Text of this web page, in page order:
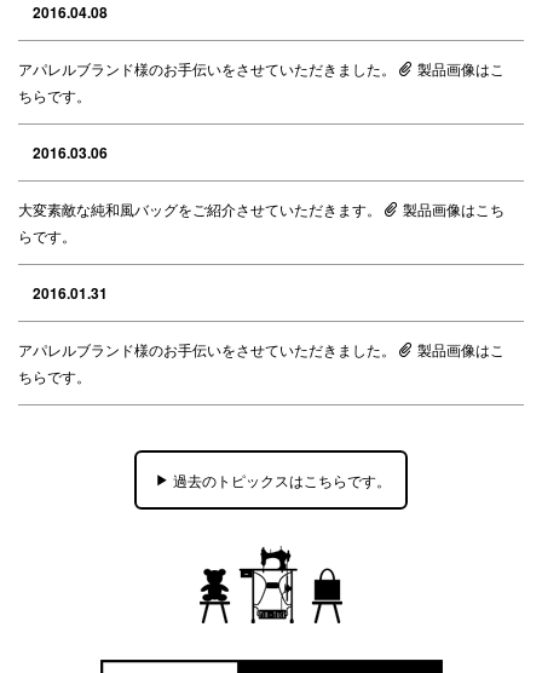
2016.04.08
アパレルブランド様のお手伝いをさせていただきました。
製品画像はこ
ちらです。
2016.03.06
大変素敵な純和風バッグをご紹介させていただきます。
製品画像はこち
らです。
2016.01.31
アパレルブランド様のお手伝いをさせていただきました。
製品画像はこ
ちらです。
過去のトピックスはこちらです。